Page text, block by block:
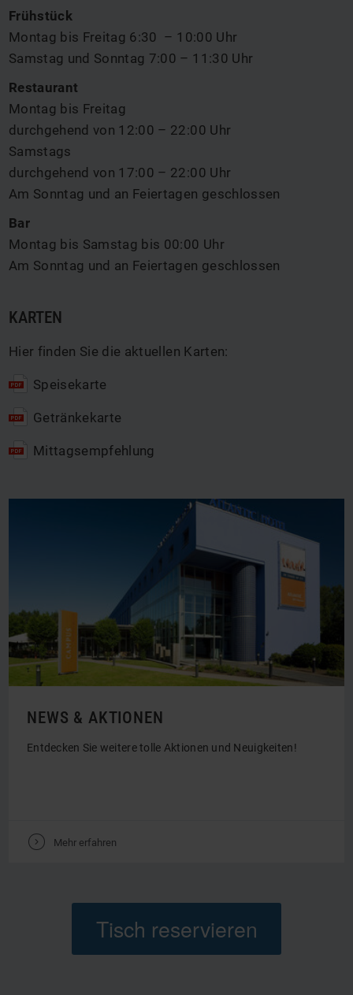
Frühstück
Montag bis Freitag 6:30 – 10:00 Uhr
Samstag und Sonntag 7:00 – 11:30 Uhr
Restaurant
Montag bis Freitag
durchgehend von 12:00 – 22:00 Uhr
Samstags
durchgehend von 17:00 – 22:00 Uhr
Am Sonntag und an Feiertagen geschlossen
Bar
Montag bis Samstag bis 00:00 Uhr
Am Sonntag und an Feiertagen geschlossen
KARTEN
Hier finden Sie die aktuellen Karten:
Speisekarte
Getränkekarte
Mittagsempfehlung
NEWS & AKTIONEN
Entdecken Sie weitere tolle Aktionen und Neuigkeiten!
V Mehr erfahren
Tisch reservieren